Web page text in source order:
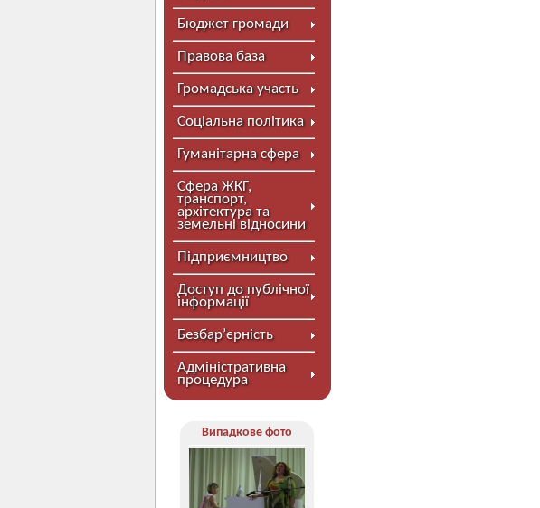
Бюджет громади
Правова база
Громадська участь
Соціальна політика
Гуманітарна сфера
Сфера ЖКГ,
транспорт,
архітектура та
земельні відносини
Підприємництво
Доступ до публічної
інформації
Безбар’єрність
Адміністративна
процедура
Випадкове фото